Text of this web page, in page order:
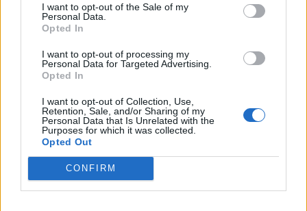
I want to opt-out of the Sale of my
Personal Data.
Opted In
I want to opt-out of processing my
Personal Data for Targeted Advertising.
Opted In
I want to opt-out of Collection, Use,
Retention, Sale, and/or Sharing of my
Personal Data that Is Unrelated with the
Purposes for which it was collected.
Opted Out
CONFIRM
Casaleone (103)
Castel d'Azzano (189)
Cavaion Veronese (147)
Cazzano di Tramigna (31)